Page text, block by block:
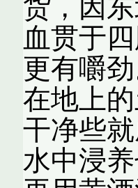
货，因
血贯于
更有嚼
在地上
干净些
水中浸